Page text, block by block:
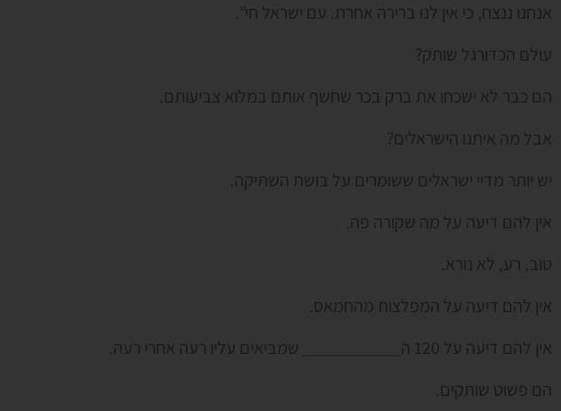
אנחנו ננצח, כי אין לנו ברירה אחרת. עם ישראל חי".
עולם הכדורגל שותק?
הם כבר לא ישכחו את ברק בכר שחשף אותם במלוא צביעותם.
אבל מה איתנו הישראלים?
יש יותר מדיי ישראלים ששומרים על בושת השתיקה.
אין להם דיעה על מה שקורה פה.
טוב, רע, לא נורא.
אין להם דיעה על המפלצות מהחמאס.
אין להם דיעה על 120 ה___________ שמביאים עליו רעה אחרי רעה.
הם פשוט שותקים.